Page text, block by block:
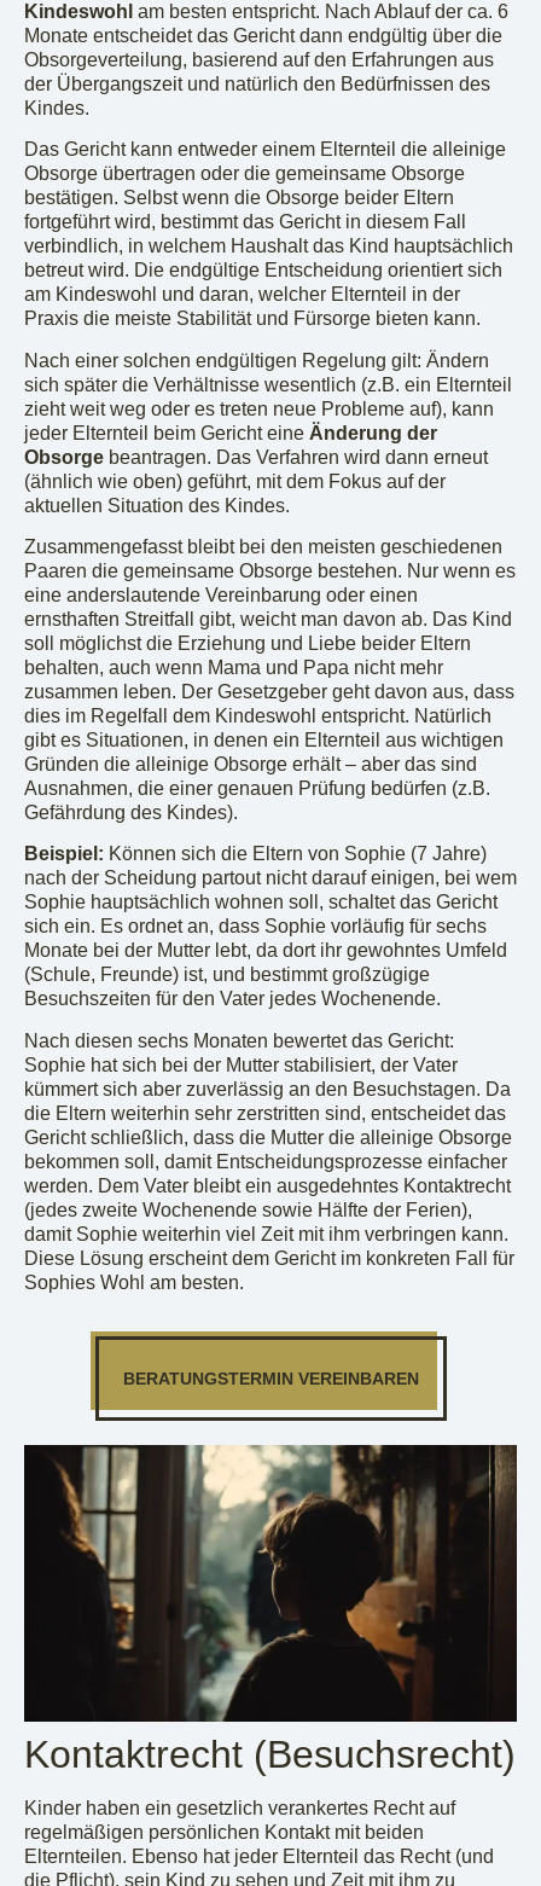
Kindeswohl am besten entspricht. Nach Ablauf der ca. 6
Monate entscheidet das Gericht dann endgültig über die
Obsorgeverteilung, basierend auf den Erfahrungen aus
der Übergangszeit und natürlich den Bedürfnissen des
Kindes.
Das Gericht kann entweder einem Elternteil die alleinige
Obsorge übertragen oder die gemeinsame Obsorge
bestätigen. Selbst wenn die Obsorge beider Eltern
fortgeführt wird, bestimmt das Gericht in diesem Fall
verbindlich, in welchem Haushalt das Kind hauptsächlich
betreut wird. Die endgültige Entscheidung orientiert sich
am Kindeswohl und daran, welcher Elternteil in der
Praxis die meiste Stabilität und Fürsorge bieten kann.
Nach einer solchen endgültigen Regelung gilt: Ändern
sich später die Verhältnisse wesentlich (z.B. ein Elternteil
zieht weit weg oder es treten neue Probleme auf), kann
jeder Elternteil beim Gericht eine Änderung der
Obsorge beantragen. Das Verfahren wird dann erneut
(ähnlich wie oben) geführt, mit dem Fokus auf der
aktuellen Situation des Kindes.
Zusammengefasst bleibt bei den meisten geschiedenen
Paaren die gemeinsame Obsorge bestehen. Nur wenn es
eine anderslautende Vereinbarung oder einen
ernsthaften Streitfall gibt, weicht man davon ab. Das Kind
soll möglichst die Erziehung und Liebe beider Eltern
behalten, auch wenn Mama und Papa nicht mehr
zusammen leben. Der Gesetzgeber geht davon aus, dass
dies im Regelfall dem Kindeswohl entspricht. Natürlich
gibt es Situationen, in denen ein Elternteil aus wichtigen
Gründen die alleinige Obsorge erhält – aber das sind
Ausnahmen, die einer genauen Prüfung bedürfen (z.B.
Gefährdung des Kindes).
Beispiel: Können sich die Eltern von Sophie (7 Jahre)
nach der Scheidung partout nicht darauf einigen, bei wem
Sophie hauptsächlich wohnen soll, schaltet das Gericht
sich ein. Es ordnet an, dass Sophie vorläufig für sechs
Monate bei der Mutter lebt, da dort ihr gewohntes Umfeld
(Schule, Freunde) ist, und bestimmt großzügige
Besuchszeiten für den Vater jedes Wochenende.
Nach diesen sechs Monaten bewertet das Gericht:
Sophie hat sich bei der Mutter stabilisiert, der Vater
kümmert sich aber zuverlässig an den Besuchstagen. Da
die Eltern weiterhin sehr zerstritten sind, entscheidet das
Gericht schließlich, dass die Mutter die alleinige Obsorge
bekommen soll, damit Entscheidungsprozesse einfacher
werden. Dem Vater bleibt ein ausgedehntes Kontaktrecht
(jedes zweite Wochenende sowie Hälfte der Ferien),
damit Sophie weiterhin viel Zeit mit ihm verbringen kann.
Diese Lösung erscheint dem Gericht im konkreten Fall für
Sophies Wohl am besten.
BERATUNGSTERMIN VEREINBAREN
Kontaktrecht (Besuchsrecht)
Kinder haben ein gesetzlich verankertes Recht auf
regelmäßigen persönlichen Kontakt mit beiden
Elternteilen. Ebenso hat jeder Elternteil das Recht (und
die Pflicht), sein Kind zu sehen und Zeit mit ihm zu